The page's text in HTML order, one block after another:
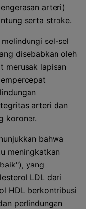
arteri)
serta stroke.
sel-sel
disebabkan oleh
merusak lapisan
arteri dan
koroner.
bahwa
meningkatkan
yang
LDL dari
HDL berkontribusi
perlindungan